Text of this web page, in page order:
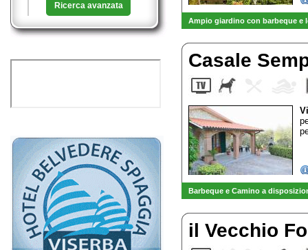
Ricerca avanzata
Ampio giardino con barbeque e
Casale
Barbeque e Camino a
il Vecchio